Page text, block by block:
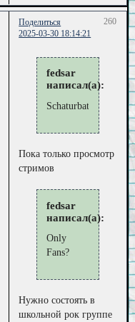
Поделиться
260
2025-03-30 18:14:21
fedsar
написал(а):
Schaturbate
Пока только просмотр
стримов
fedsar
написал(а):
Only
Fans?
Нужно состоять в
школьной рок группе